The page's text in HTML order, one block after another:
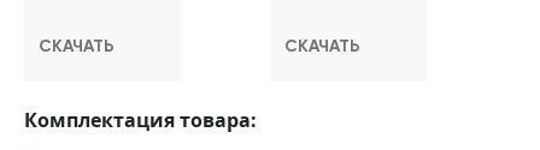
СКАЧАТЬ СКАЧАТЬ
Комплектация товара: